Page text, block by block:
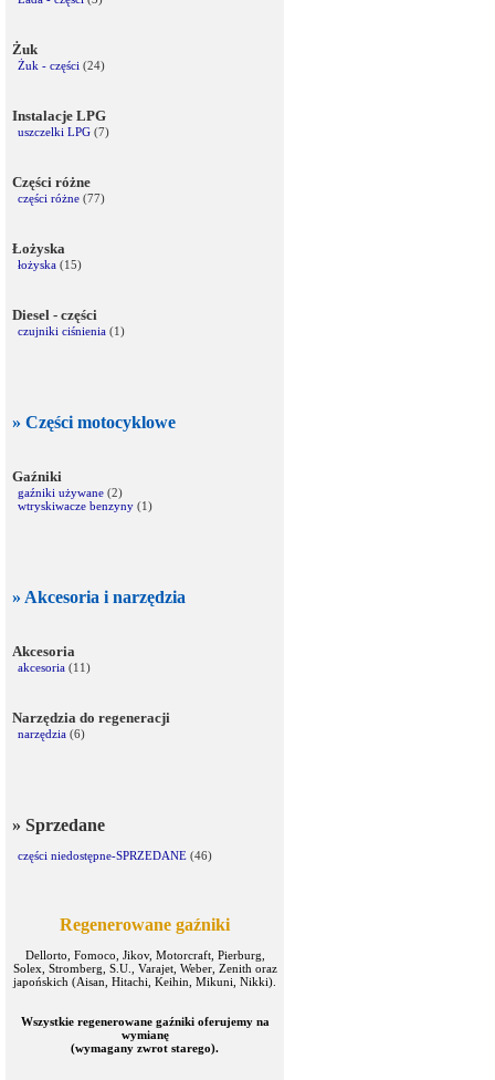
Żuk
Żuk - części (24)
Instalacje LPG
uszczelki LPG (7)
Części różne
części różne (77)
Łożyska
łożyska (15)
Diesel - części
czujniki ciśnienia (1)
» Części motocyklowe
Gaźniki
gaźniki używane (2)
wtryskiwacze benzyny (1)
» Akcesoria i narzędzia
Akcesoria
akcesoria (11)
Narzędzia do regeneracji
narzędzia (6)
» Sprzedane
części niedostępne-SPRZEDANE (46)
Regenerowane gaźniki
Dellorto, Fomoco, Jikov, Motorcraft, Pierburg,
Solex, Stromberg, S.U., Varajet, Weber, Zenith oraz
japońskich (Aisan, Hitachi, Keihin, Mikuni, Nikki).
Wszystkie regenerowane gaźniki oferujemy na
wymianę
(wymagany zwrot starego).